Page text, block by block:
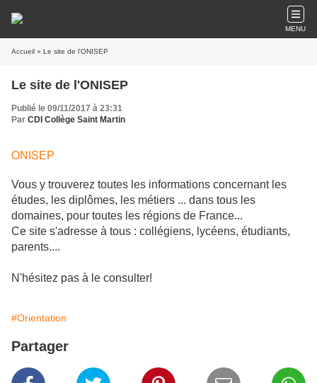
MENU
Accueil » Le site de l'ONISEP
Le site de l'ONISEP
Publié le 09/11/2017 à 23:31
Par CDI Collège Saint Martin
ONISEP
Vous y trouverez toutes les informations concernant les
études, les diplômes, les métiers ... dans tous les
domaines, pour toutes les régions de France...
Ce site s'adresse à tous : collégiens, lycéens, étudiants,
parents....
N'hésitez pas à le consulter!
#Orientation
Partager